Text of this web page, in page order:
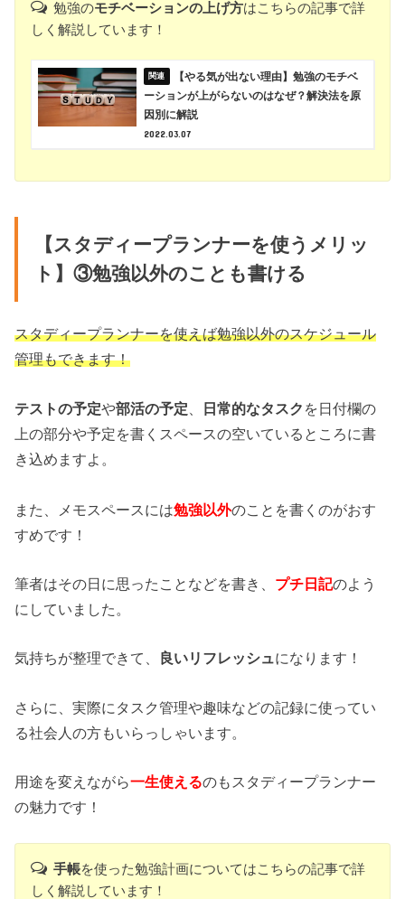
勉強のモチベーションの上げ方はこちらの記事で詳
しく解説しています！
【やる気が出ない理由】勉強のモチベ
ーションが上がらないのはなぜ？解決法を原
因別に解説
2022.03.07
【スタディープランナーを使うメリッ
ト】③勉強以外のことも書ける
スタディープランナーを使えば勉強以外のスケジュール
管理もできます！
テストの予定や部活の予定 日常的なタスク を日付欄の
上の部分や予定を書くスペースの空いているところに書
き込めますよ。
また、メモスペースには勉強以外のことを書くのがおす
すめです！
筆者はその日に思ったことなどを書き、 プチ日記のよう
にしていました。
気持ちが整理できて、 良いリフレッシュになります！
さらに、実際にタスク管理や趣味などの記録に使ってい
る社会人の方もいらっしゃいます。
用途を変えながら一生使えるのもスタディープランナー
の魅力です！
手帳を使った勉強計画についてはこちらの記事で詳
しく解説しています！